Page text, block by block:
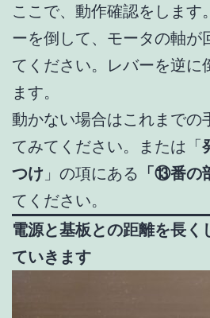
ここで、動作確認をします
ーを倒して、モータの軸が
てください。レバーを逆に
ます。
動かない場合はこれまでの
てみてください。または「
つけ 」の項にある 「⑬番の
てください。
電源と基板との距離を長
ていきます